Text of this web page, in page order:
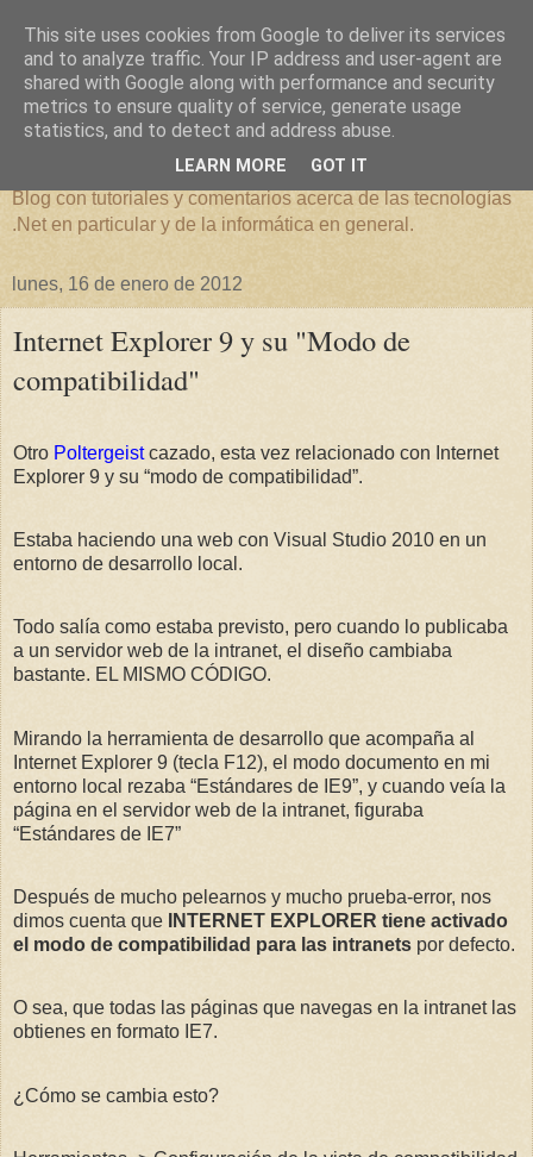
Overflow Exception
Blog con tutoriales y comentarios acerca de las tecnologías
.Net en particular y de la informática en general.
lunes, 16 de enero de 2012
Internet Explorer 9 y su "Modo de
compatibilidad"
Otro Poltergeistcazado, esta vez relacionado con Internet
Explorer 9 y su “modo de compatibilidad”.
Estaba haciendo una web con Visual Studio 2010 en un
entorno de desarrollo local.
Todo salía como estaba previsto, pero cuando lo publicaba
a un servidor web de la intranet, el diseño cambiaba
bastante. EL MISMO CÓDIGO.
Mirando la herramienta de desarrollo que acompaña al
Internet Explorer 9 (tecla F12), el modo documento en mi
entorno local rezaba “Estándares de IE9”, y cuando veía la
página en el servidor web de la intranet, figuraba
“Estándares de IE7”
Después de mucho pelearnos y mucho prueba-error, nos
dimos cuenta que
INTERNET EXPLORER tiene activado
el modo de compatibilidad para las intranets por defecto.
O sea, que todas las páginas que navegas en la intranet las
obtienes en formato IE7.
¿Cómo se cambia esto?
This site uses cookies from Google to deliver its services
and to analyze traffic. Your IP address and user-agent are
shared with Google along with performance and security
metrics to ensure quality of service, generate usage
statistics, and to detect and address abuse.
LEARN MORE GOT IT